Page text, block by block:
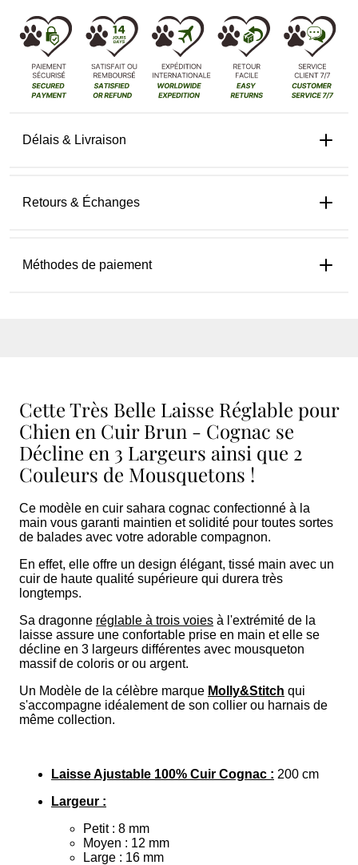
Délais & Livraison
Retours & Échanges
Méthodes de paiement
Cette Très Belle Laisse Réglable pour
Chien en Cuir Brun - Cognac se
Décline en 3 Largeurs ainsi que 2
Couleurs de Mousquetons !
Ce modèle en cuir sahara cognac confectionné à la
main vous garanti maintien et solidité pour toutes sortes
de balades avec votre adorable compagnon.
En effet, elle offre un design élégant, tissé main avec un
cuir de haute qualité supérieure qui durera très
longtemps.
Sa dragonne réglable à trois voies à l'extrémité de la
laisse assure une confortable prise en main et elle se
décline en 3 largeurs différentes avec mousqueton
massif de coloris or ou argent.
Un Modèle de la célèbre marque Molly&Stitch qui
s'accompagne idéalement de son collier ou harnais de
même collection.
Laisse Ajustable 100% Cuir Cognac : 200 cm
Largeur :
Petit : 8 mm
Moyen : 12 mm
Large : 16 mm